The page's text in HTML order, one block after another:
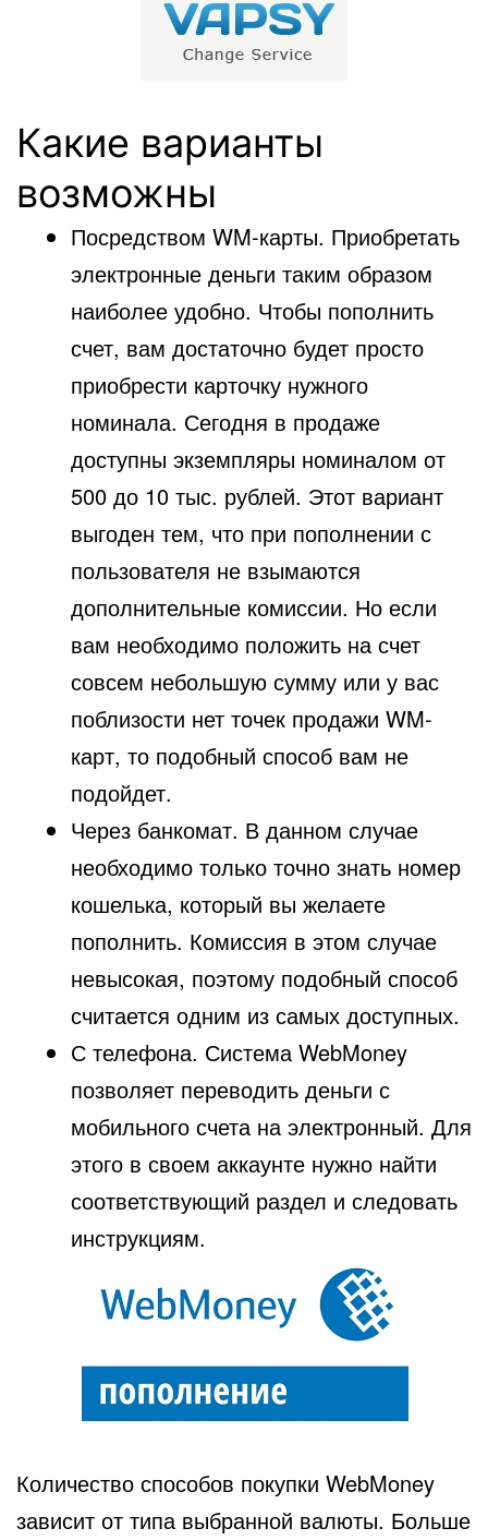
Какие варианты
возможны
Посредством WM-карты. Приобретать
электронные деньги таким образом
наиболее удобно. Чтобы пополнить
счет, вам достаточно будет просто
приобрести карточку нужного
номинала. Сегодня в продаже
доступны экземпляры номиналом от
500 до 10 тыс. рублей. Этот вариант
выгоден тем, что при пополнении с
пользователя не взымаются
дополнительные комиссии. Но если
вам необходимо положить на счет
совсем небольшую сумму или у вас
поблизости нет точек продажи WM-
карт, то подобный способ вам не
подойдет.
Через банкомат. В данном случае
необходимо только точно знать номер
кошелька, который вы желаете
пополнить. Комиссия в этом случае
невысокая, поэтому подобный способ
считается одним из самых доступных.
С телефона. Система WebMoney
позволяет переводить деньги с
мобильного счета на электронный. Для
этого в своем аккаунте нужно найти
соответствующий раздел и следовать
инструкциям.
Количество способов покупки WebMoney
зависит от типа выбранной валюты. Больше